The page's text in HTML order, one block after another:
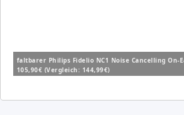
faltbarer Philips Fidelio NC1 Noise Cancelling
105,90€ (Vergleich: 144,99€)